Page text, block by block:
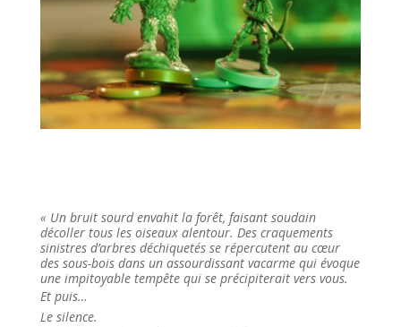
« Un bruit sourd envahit la forêt, faisant soudain
décoller tous les oiseaux alentour. Des craquements
sinistres d’arbres déchiquetés se répercutent au cœur
des sous-bois dans un assourdissant vacarme qui évoque
une impitoyable tempête qui se précipiterait vers vous.
Et puis…
Le silence.